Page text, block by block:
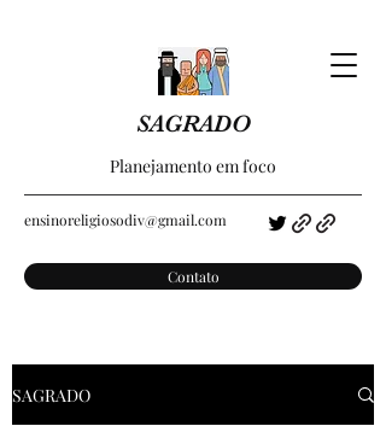
SAGRADO
Planejamento em foco
ensinoreligiosodiv@gmail.com
Contato
SAGRADO